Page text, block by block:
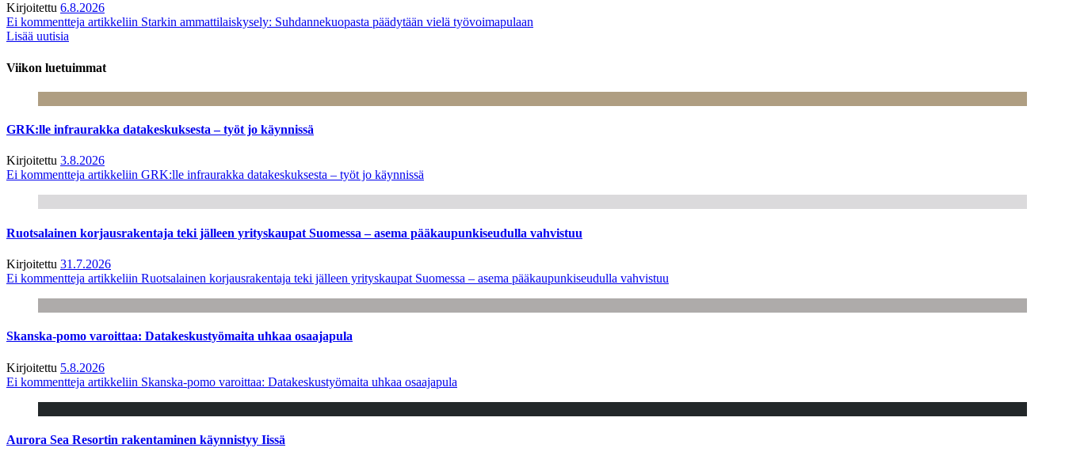
Kirjoitettu 6.8.2026
Ei kommentteja artikkeliin Starkin ammattilaiskysely: Suhdannekuopasta päädytään vielä työvoimapulaan
Lisää uutisia
Viikon luetuimmat
GRK:lle infraurakka datakeskuksesta – työt jo käynnissä
Kirjoitettu 3.8.2026
Ei kommentteja artikkeliin GRK:lle infraurakka datakeskuksesta – työt jo käynnissä
Ruotsalainen korjausrakentaja teki jälleen yrityskaupat Suomessa – asema pääkaupunkiseudulla vahvistuu
Kirjoitettu 31.7.2026
Ei kommentteja artikkeliin Ruotsalainen korjausrakentaja teki jälleen yrityskaupat Suomessa – asema pääkaupunkiseudulla vahvistuu
Skanska-pomo varoittaa: Datakeskustyömaita uhkaa osaajapula
Kirjoitettu 5.8.2026
Ei kommentteja artikkeliin Skanska-pomo varoittaa: Datakeskustyömaita uhkaa osaajapula
Aurora Sea Resortin rakentaminen käynnistyy Iissä